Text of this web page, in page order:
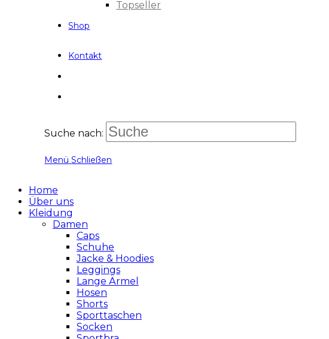
Topseller
Shop
Kontakt
Suche nach:
Menü Schließen
Home
Über uns
Kleidung
Damen
Caps
Schuhe
Jacke & Hoodies
Leggings
Lange Ärmel
Hosen
Shorts
Sporttaschen
Socken